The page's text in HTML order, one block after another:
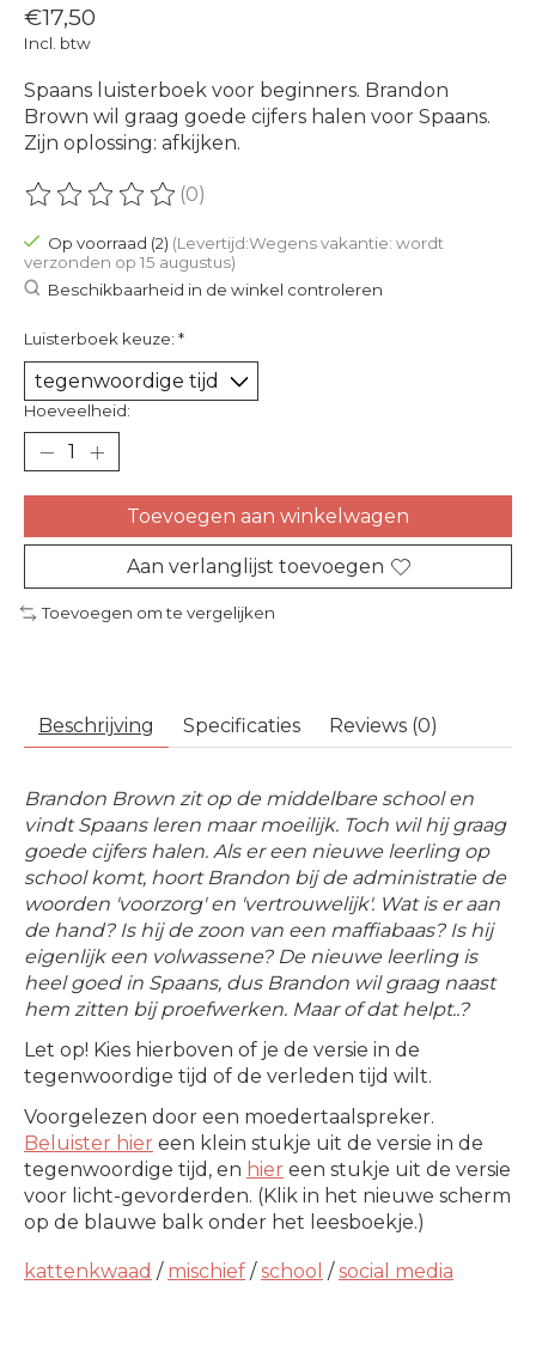
€17,50
Incl. btw
Spaans luisterboek voor beginners. Brandon
Brown wil graag goede cijfers halen voor Spaans.
Zijn oplossing: afkijken.
De beoordeling van dit product is
(0)
Op voorraad (2) (Levertijd:Wegens vakantie: wordt
verzonden op 15 augustus)
Beschikbaarheid in de winkel controleren
Luisterboek keuze: *
Hoeveelheid:
Toevoegen aan winkelwagen
Aan verlanglijst toevoegen
Toevoegen om te vergelijken
Beschrijving Specificaties Reviews (0)
Brandon Brown zit op de middelbare school en
vindt Spaans leren maar moeilijk. Toch wil hij graag
goede cijfers halen. Als er een nieuwe leerling op
school komt, hoort Brandon bij de administratie de
woorden 'voorzorg' en 'vertrouwelijk'. Wat is er aan
de hand? Is hij de zoon van een maffiabaas? Is hij
eigenlijk een volwassene? De nieuwe leerling is
heel goed in Spaans, dus Brandon wil graag naast
hem zitten bij proefwerken. Maar of dat helpt..?
Let op! Kies hierboven of je de versie in de
tegenwoordige tijd of de verleden tijd wilt.
Voorgelezen door een moedertaalspreker.
Beluister hier een klein stukje uit de versie in de
tegenwoordige tijd, en hier een stukje uit de versie
voor licht-gevorderden. (Klik in het nieuwe scherm
op de blauwe balk onder het leesboekje.)
kattenkwaad / mischief /school /social media